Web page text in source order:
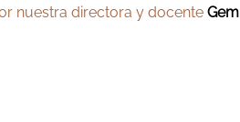
nuestra directora y docente